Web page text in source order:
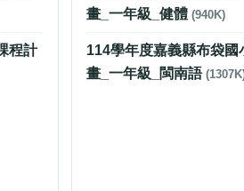
程計
畫_一年級_健體(940K)
114學年度嘉義縣布袋國
畫_一年級_閩南語